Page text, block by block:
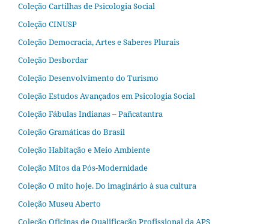
Coleção Cartilhas de Psicologia Social
Coleção CINUSP
Coleção Democracia, Artes e Saberes Plurais
Coleção Desbordar
Coleção Desenvolvimento do Turismo
Coleção Estudos Avançados em Psicologia Social
Coleção Fábulas Indianas – Pañcatantra
Coleção Gramáticas do Brasil
Coleção Habitação e Meio Ambiente
Coleção Mitos da Pós-Modernidade
Coleção O mito hoje. Do imaginário à sua cultura
Coleção Museu Aberto
Coleção Oficinas de Qualificação Profissional da APS